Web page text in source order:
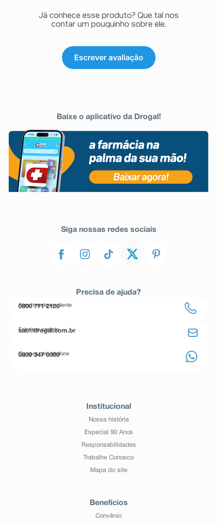
Já conhece esse produto? Que tal nos
contar um pouquinho sobre ele.
Escrever avaliação
Baixe o aplicativo da Drogal!
Siga nossas redes sociais
Precisa de ajuda?
Atendimento ao cliente
0800 771 2120
Entre em contato
sac@drogal.com.br
Compre pelo telefone
0800 347 0000
Institucional
Nossa história
Especial 90 Anos
Responsabilidades
Trabalhe Conosco
Mapa do site
Benefícios
Convênio